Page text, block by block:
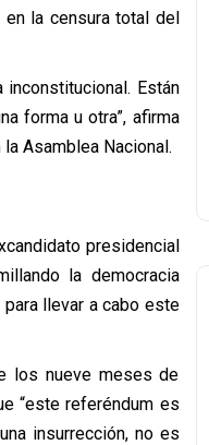
en la censura total del
Están
forma u otra”, afirma
Asamblea Nacional.
presidencial
la democracia
llevar a cabo este
los nueve meses de
“este referéndum es
insurrección, no es